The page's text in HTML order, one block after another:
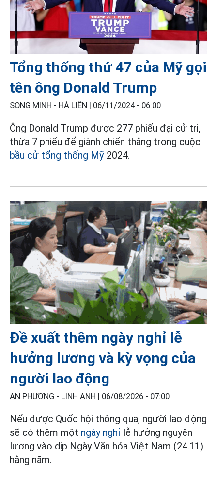
Tổng thống thứ 47 của Mỹ gọi
tên ông Donald Trump
SONG MINH - HÀ LIÊN | 06/11/2024 - 06:00
Ông Donald Trump được 277 phiếu đại cử tri,
thừa 7 phiếu để giành chiến thắng trong cuộc
bầu cử tổng thống Mỹ 2024.
Đề xuất thêm ngày nghỉ lễ
hưởng lương và kỳ vọng của
người lao động
AN PHƯƠNG - LINH ANH | 06/08/2026 - 07:00
Nếu được Quốc hội thông qua, người lao động
sẽ có thêm một ngày nghỉ lễ hưởng nguyên
lương vào dịp Ngày Văn hóa Việt Nam (24.11)
hằng năm.